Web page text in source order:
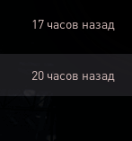
17 часов назад
20 часов назад